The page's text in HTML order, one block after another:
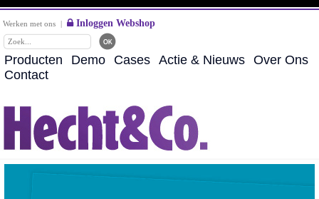
Werken met ons | Inloggen Webshop
Producten Demo Cases Actie & Nieuws Over Ons
Contact